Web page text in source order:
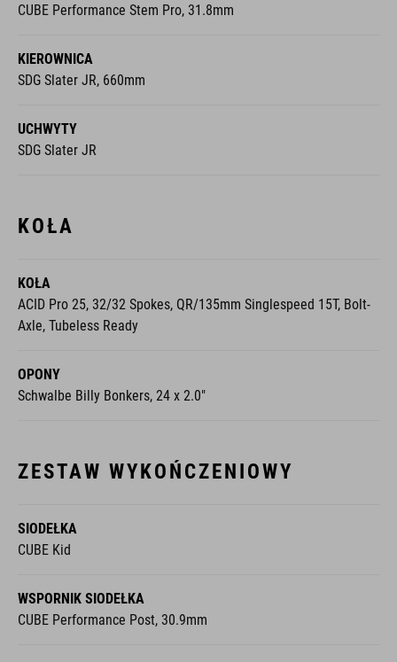
CUBE Performance Stem Pro, 31.8mm
KIEROWNICA
SDG Slater JR, 660mm
UCHWYTY
SDG Slater JR
KOŁA
KOŁA
ACID Pro 25, 32/32 Spokes, QR/135mm Singlespeed 15T, Bolt-
Axle, Tubeless Ready
OPONY
Schwalbe Billy Bonkers, 24 x 2.0"
ZESTAW WYKOŃCZENIOWY
SIODEŁKA
CUBE Kid
WSPORNIK SIODEŁKA
CUBE Performance Post, 30.9mm